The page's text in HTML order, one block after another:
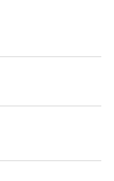
ケッ
, ダブル洗顔不